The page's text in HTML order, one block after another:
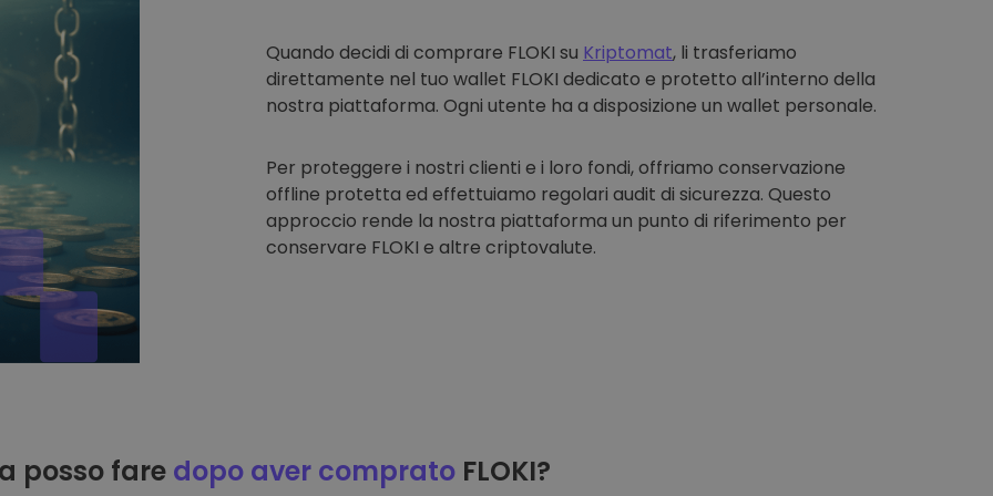
Quando decidi di comprare FLOKI su Kriptomat, li trasferiamo
direttamente nel tuo wallet FLOKI dedicato e protetto all’interno della
nostra piattaforma. Ogni utente ha a disposizione un wallet personale.
Per proteggere i nostri clienti e i loro fondi, offriamo conservazione
offline protetta ed effettuiamo regolari audit di sicurezza. Questo
approccio rende la nostra piattaforma un punto di riferimento per
conservare FLOKI e altre criptovalute.
posso fare dopo aver comprato FLOKI?